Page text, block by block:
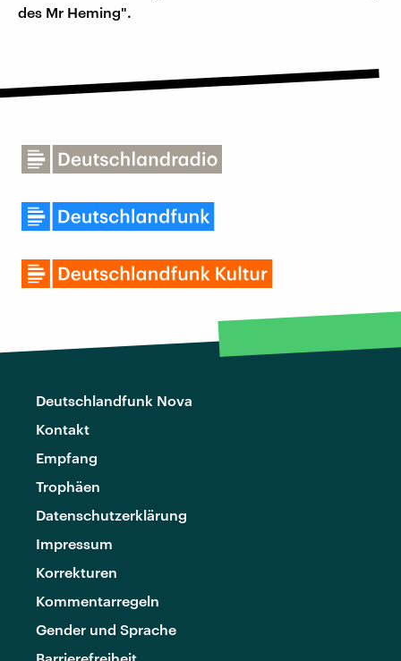
des Mr Heming".
Deutschlandfunk Nova
Kontakt
Empfang
Trophäen
Datenschutzerklärung
Impressum
Korrekturen
Kommentarregeln
Gender und Sprache